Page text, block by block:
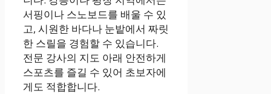
서핑이나 스노보드를 배울 수 있
고, 시원한 바다나 눈밭에서 짜릿
한 스릴을 경험할 수 있습니다.
전문 강사의 지도 아래 안전하게
스포츠를 즐길 수 있어 초보자에
게도 적합합니다.